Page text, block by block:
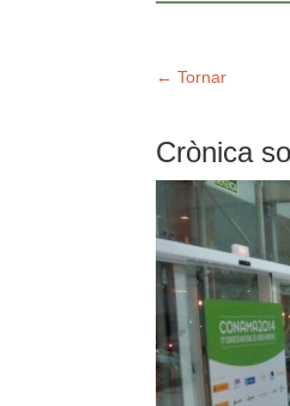
← Tornar
Crònica